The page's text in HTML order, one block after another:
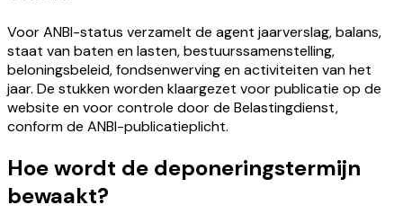
Voor ANBI-status verzamelt de agent jaarverslag, balans,
staat van baten en lasten, bestuurssamenstelling,
beloningsbeleid, fondsenwerving en activiteiten van het
jaar. De stukken worden klaargezet voor publicatie op de
website en voor controle door de Belastingdienst,
conform de ANBI-publicatieplicht.
Hoe wordt de deponeringstermijn
bewaakt?